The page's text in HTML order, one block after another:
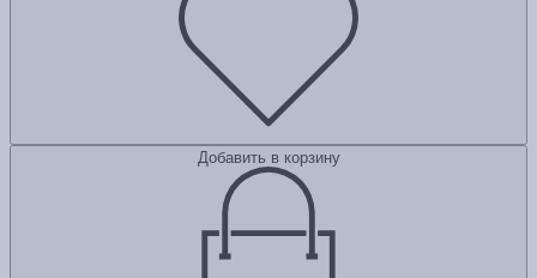
Добавить в корзину